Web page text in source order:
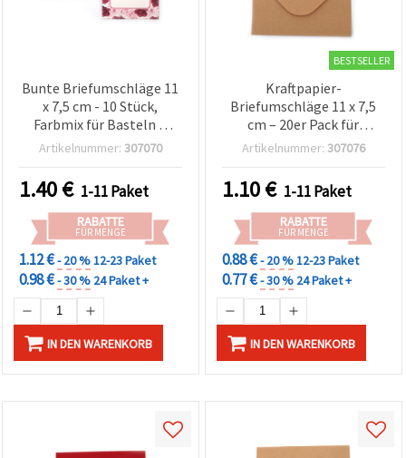
Bunte Briefumschläge 11
x 7,5 cm - 10 Stück,
Farbmix für Basteln &
Scrapbooking
Artikelnummer: 307070
1.40€ 1-11 Paket
RABATTE
FÜR MENGE
1.12 €- 20 %12-23 Paket
0.98 €- 30 % 24 Paket +
IN DEN WARENKORB
BESTSELLER
Kraftpapier-
Briefumschläge 11 x 7,5
cm – 20er Pack für
Basteln & Scrapbooking
Artikelnummer: 307076
1.10€ 1-11 Paket
RABATTE
FÜR MENGE
0.88 €- 20 %12-23 Paket
0.77 €- 30 % 24 Paket +
IN DEN WARENKORB